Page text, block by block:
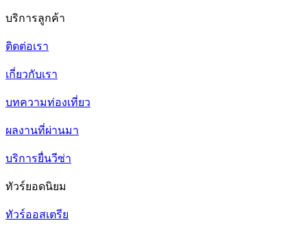
บริการลูกค้า
ติดต่อเรา
เกี่ยวกับเรา
บทความท่องเที่ยว
ผลงานที่ผ่านมา
บริการยื่นวีซ่า
ทัวร์ยอดนิยม
ทัวร์ออสเตรีย